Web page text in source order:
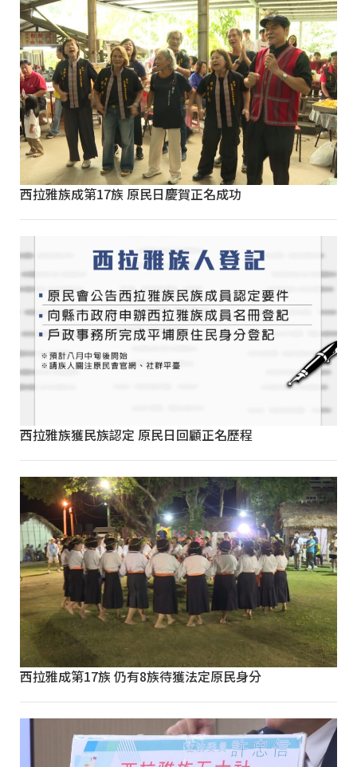
西拉雅族成第17族 原民日慶賀正名成功
西拉雅族獲民族認定 原民日回顧正名歷程
西拉雅成第17族 仍有8族待獲法定原民身分